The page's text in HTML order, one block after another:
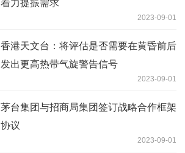
着力提振需求
2023-09-01
香港天文台：将评估是否需要在黄昏前后
发出更高热带气旋警告信号
2023-09-01
茅台集团与招商局集团签订战略合作框架
协议
2023-09-01